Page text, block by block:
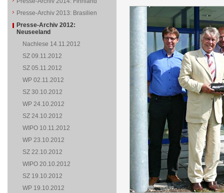
Presse-Archiv 2013: Brasilien
Presse-Archiv 2012:
Neuseeland
Nachlese 14.11.2012
SZ 09.11.2012
SZ 05.11.2012
WP 02.11.2012
SZ 30.10.2012
WP 24.10.2012
SZ 24.10.2012
WIPO 10.11.2012
WP 23.10.2012
SZ 22.10.2012
WIPO 20.10.2012
SZ 19.10.2012
WP 19.10.2012